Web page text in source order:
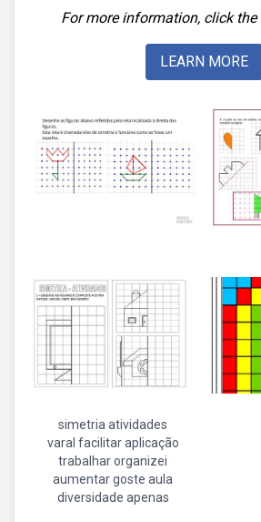
For more information, click the
LEARN MORE
simetria atividades
varal facilitar aplicação
trabalhar organizei
aumentar goste aula
diversidade apenas